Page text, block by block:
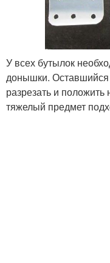
У всех бутылок
донышки. Оставшийся
разрезать и
тяжелый предмет